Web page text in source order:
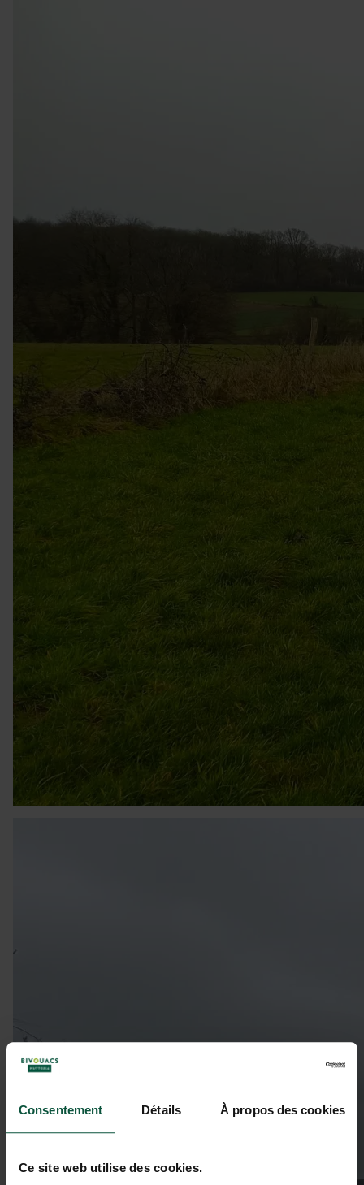
Consentement Détails À propos des cookies
Ce site web utilise des cookies.